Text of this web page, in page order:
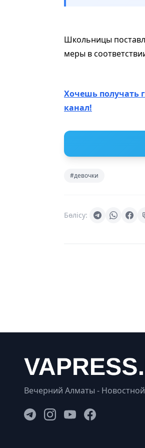
Школьницы
меры в
Хочешь получать
канал!
#девочки
Бөлісу:
Вечерний Алматы -